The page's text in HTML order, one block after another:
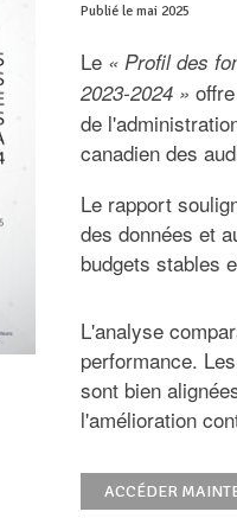
Publié le mai 2025
Le « Profil des
2023-2024 »
de
canadien des
Le rapport
des données et
budgets stables
L'analyse
performance.
sont bien
l'amélioration
ACCÉDER